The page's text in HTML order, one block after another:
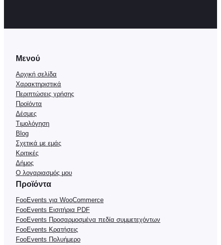
Μενού
Αρχική σελίδα
Χαρακτηριστικά
Περιπτώσεις χρήσης
Προϊόντα
Δέσμες
Τιμολόγηση
Blog
Σχετικά με εμάς
Κριτικές
Δήμος
Ο λογαριασμός μου
Προϊόντα
FooEvents για WooCommerce
FooEvents Εισιτήρια PDF
FooEvents Προσαρμοσμένα πεδία συμμετεχόντων
FooEvents Κρατήσεις
FooEvents Πολυήμερο